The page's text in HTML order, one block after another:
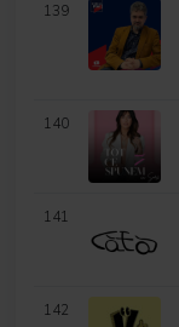
139
140
141
142